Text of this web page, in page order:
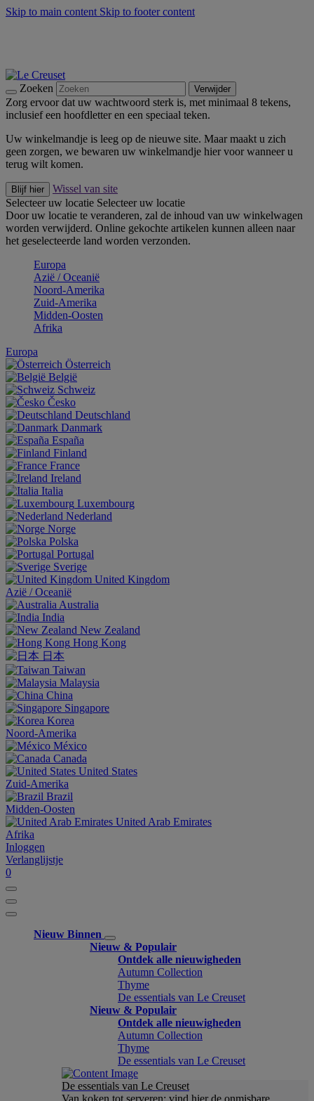
Skip to main content Skip to footer content
Zoeken Verwijder
Zorg ervoor dat uw wachtwoord sterk is, met minimaal 8 tekens,
inclusief een hoofdletter en een speciaal teken.
Uw winkelmandje is leeg op de nieuwe site. Maar maakt u zich
geen zorgen, we bewaren uw winkelmandje hier voor wanneer u
terug wilt komen.
Blijf hier
Wissel van site
Selecteer uw locatie Selecteer uw locatie
Door uw locatie te veranderen, zal de inhoud van uw winkelwagen
worden verwijderd. Online gekochte artikelen kunnen alleen naar
het geselecteerde land worden verzonden.
Europa
Aziё / Oceaniё
Noord-Amerika
Zuid-Amerika
Midden-Oosten
Afrika
Europa
Österreich
België
Schweiz
Česko
Deutschland
Danmark
España
Finland
France
Ireland
Italia
Luxembourg
Nederland
Norge
Polska
Portugal
Sverige
United Kingdom
Aziё / Oceaniё
Australia
India
New Zealand
Hong Kong
日本
Taiwan
Malaysia
China
Singapore
Korea
Noord-Amerika
México
Canada
United States
Zuid-Amerika
Brazil
Midden-Oosten
United Arab Emirates
Afrika
Inloggen
Verlanglijstje
0
Nieuw Binnen
Nieuw & Populair
Ontdek alle nieuwigheden
Autumn Collection
Thyme
De essentials van Le Creuset
Nieuw & Populair
Ontdek alle nieuwigheden
Autumn Collection
Thyme
De essentials van Le Creuset
De essentials van Le Creuset
Van koken tot serveren: vind hier de onmisbare